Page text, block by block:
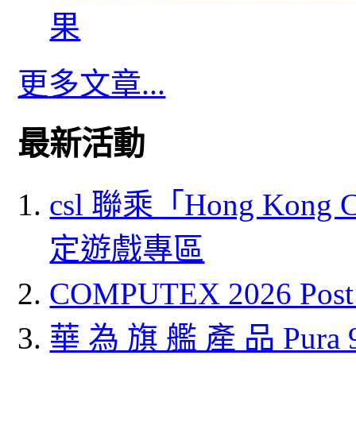
果
更多文章...
最新活動
csl 聯乘「Hong Kong
定遊戲專區
COMPUTEX 2026
華 為 旗 艦 產 品 Pura